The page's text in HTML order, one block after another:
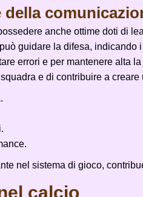
anche ottime doti di
guidare la difesa,
errori e per mantenere alta
e di contribuire a
nel sistema di gioco,
calcio